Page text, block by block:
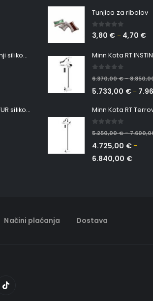
Šetač HOLO srednji silikonska Ribica Belgrade Walker
Šetač srednji NATUR silikonska ribica Belgrade Walker
Tunjica za ribolov
0 out of 5
3,80 € – 4,70 €
6.370,00€–
5.733,00 €–
5.250,00€–
4.725,00 €–
6.840,00 €
Načini plaćanja Dostava